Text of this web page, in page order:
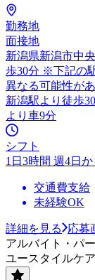
勤務地
面接地
新潟県新潟市中
歩30分 ※下記の
異なる可能性が
新潟駅より徒歩
より車9分
シフト
1日3時間 週4日
交通費支給
未経験OK
詳細を見る
応募
アルバイト・パ
ユースタイルケ